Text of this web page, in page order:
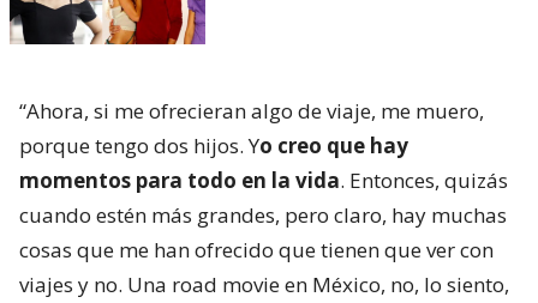
“Ahora, si me ofrecieran algo de viaje, me muero,
porque tengo dos hijos. Yo creo que hay
momentos para todo en la vida. Entonces, quizás
cuando estén más grandes, pero claro, hay muchas
cosas que me han ofrecido que tienen que ver con
viajes y no. Una road movie en México, no, lo siento,